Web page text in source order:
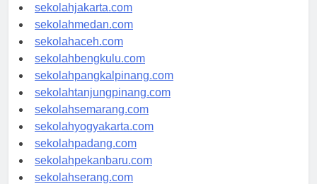
sekolahjakarta.com
sekolahmedan.com
sekolahaceh.com
sekolahbengkulu.com
sekolahpangkalpinang.com
sekolahtanjungpinang.com
sekolahsemarang.com
sekolahyogyakarta.com
sekolahpadang.com
sekolahpekanbaru.com
sekolahserang.com